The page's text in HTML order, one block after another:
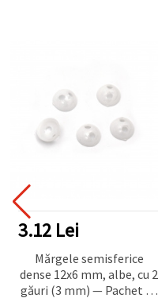
3.12 Lei
Mărgele semisferice
dense 12x6 mm, albe, cu 2
găuri (3 mm) — Pachet de